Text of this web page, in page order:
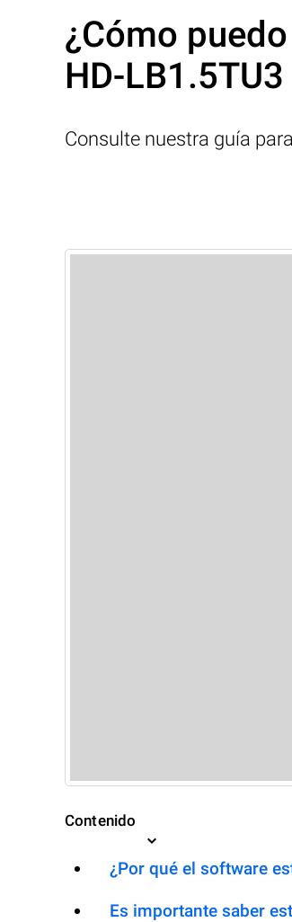
¿Cómo
HD-
Consulte nuestra guía
Contenido
¿Por qué el software
Es importante saber